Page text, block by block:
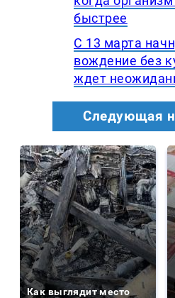
быстрее
С 13 марта
вождение без
ждет
Следующая
Как выглядит место